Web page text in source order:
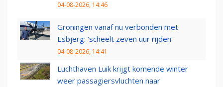
04-08-2026, 14:46
Groningen vanaf nu verbonden met
Esbjerg: 'scheelt zeven uur rijden'
04-08-2026, 14:41
Luchthaven Luik krijgt komende winter
weer passagiersvluchten naar